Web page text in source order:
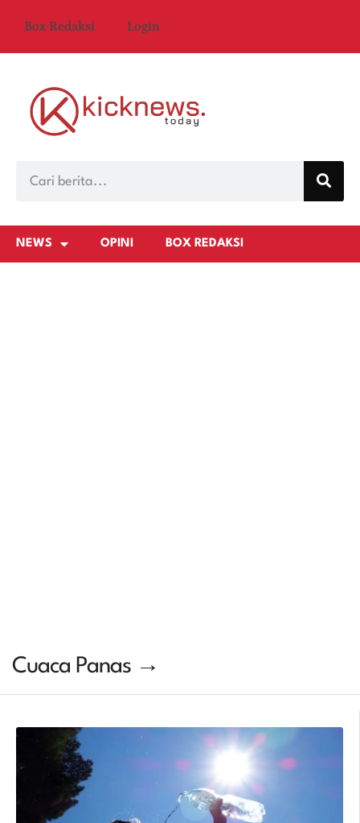
Box Redaksi Login
NEWS OPINI BOX REDAKSI
Cuaca Panas →